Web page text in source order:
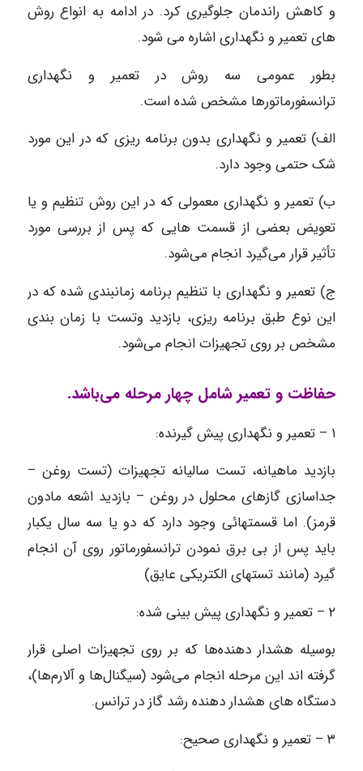
و کاهش راندمان جلوگیری کرد. در ادامه به انواع روش
های تعمیر و نگهداری اشاره می شود.
بطور عمومی سه روش در تعمیر و نگهداری
ترانسفورماتور‌ها مشخص شده است.
الف) تعمیر و نگهداری بدون برنامه ریزی که در این مورد
شک حتمی وجود دارد.
ب) تعمیر و نگهداری معمولی که در این روش تنظیم و یا
تعویض بعضی از قسمت هایی که پس از بررسی مورد
تأثیر قرار می‌گیرد انجام می‌شود.
ج) تعمیر و نگهداری با تنظیم برنامه زمانبندی شده که در
این نوع طبق برنامه ریزی، بازدید وتست با زمان بندی
مشخص بر روی تجهیزات انجام می‌شود.
حفاظت و تعمیر شامل چهار مرحله می‌باشد.
۱ – تعمیر و نگهداری پیش گیرنده:
بازدید ماهیانه، تست سالیانه تجهیزات (تست روغن –
جداسازی گازهای محلول در روغن – بازدید اشعه مادون
قرمز). اما قسمتهائی وجود دارد که دو یا سه سال یکبار
باید پس از بی برق نمودن ترانسفورماتور روی آن انجام
گیرد (مانند تستهای الکتریکی عایق)
۲ – تعمیر و نگهداری پیش بینی شده:
بوسیله هشدار دهنده‌ها که بر روی تجهیزات اصلی قرار
گرفته اند این مرحله انجام می‌شود (سیگنال‌ها و آلارم‌ها)،
دستگاه های هشدار دهنده رشد گاز در ترانس.
۳ – تعمیر و نگهداری صحیح: